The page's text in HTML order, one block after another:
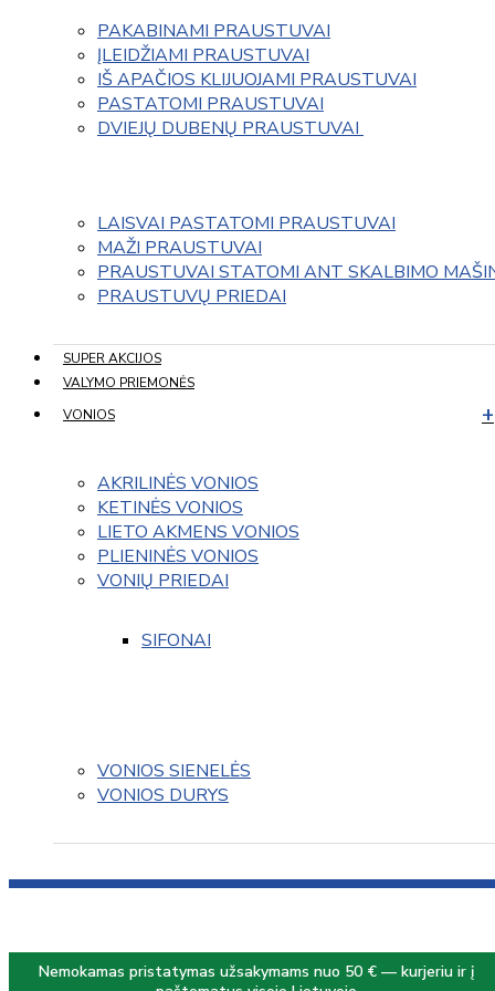
PAKABINAMI PRAUSTUVAI
ĮLEIDŽIAMI PRAUSTUVAI
IŠ APAČIOS KLIJUOJAMI PRAUSTUVAI
PASTATOMI PRAUSTUVAI
DVIEJŲ DUBENŲ PRAUSTUVAI
LAISVAI PASTATOMI PRAUSTUVAI
MAŽI PRAUSTUVAI
PRAUSTUVAI STATOMI ANT SKALBIMO
PRAUSTUVŲ PRIEDAI
SUPER AKCIJOS
VALYMO PRIEMONĖS
VONIOS
AKRILINĖS VONIOS
KETINĖS VONIOS
LIETO AKMENS VONIOS
PLIENINĖS VONIOS
VONIŲ PRIEDAI
SIFONAI
VONIOS SIENELĖS
VONIOS DURYS
Nemokamas pristatymas užsakymams nuo 50 € — kurjeriu ir į